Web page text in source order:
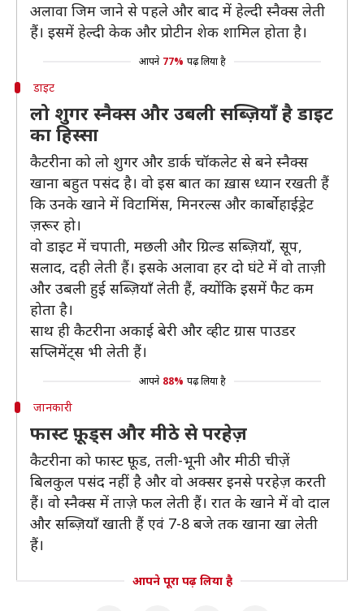
अलावा जिम जाने से पहले और बाद में हेल्दी स्नैक्स लेती
हैं। इसमें हेल्दी केक और प्रोटीन शेक शामिल होता है।
आपने 77% पढ़ लिया है
डाइट
लो शुगर स्नैक्स और उबली सब्ज़ियाँ है डाइट
का हिस्सा
कैटरीना को लो शुगर और डार्क चॉकलेट से बने स्नैक्स
खाना बहुत पसंद है। वो इस बात का ख़ास ध्यान रखती हैं
कि उनके खाने में विटामिंस, मिनरल्स और कार्बोहाईड्रेट
ज़रूर हो।
वो डाइट में चपाती, मछली और ग्रिल्ड सब्ज़ियाँ, सूप,
सलाद, दही लेती हैं। इसके अलावा हर दो घंटे में वो ताज़ी
और उबली हुई सब्ज़ियाँ लेती हैं, क्योंकि इसमें फैट कम
होता है।
साथ ही कैटरीना अकाई बेरी और व्हीट ग्रास पाउडर
सप्लिमेंट्स भी लेती हैं।
आपने 88% पढ़ लिया है
जानकारी
फास्ट फ़ूड्स और मीठे से परहेज़
कैटरीना को फास्ट फ़ूड, तली-भूनी और मीठी चीज़ें
बिलकुल पसंद नहीं है और वो अक्सर इनसे परहेज़ करती
हैं। वो स्नैक्स में ताज़े फल लेती हैं। रात के खाने में वो दाल
और सब्ज़ियाँ खाती हैं एवं 7-8 बजे तक खाना खा लेती
हैं।
आपने पूरा पढ़ लिया है